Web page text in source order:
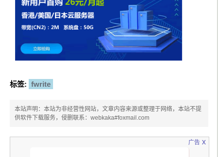
标签: fwrite
本站声明：本站为非经营性网站，文章内容来源或整理于网络，本站不提
供软件下载服务，侵删联系：webkaka#foxmail.com
广告 x